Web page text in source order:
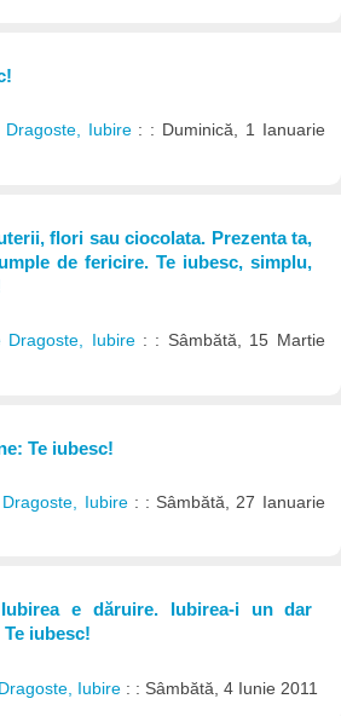
Iubire : : Duminică, 1 Ianuarie
flori sau ciocolata. Prezenta ta,
de fericire. Te iubesc, simplu,
Dragoste, Iubire : : Sâmbătă, 15 Martie
Te iubesc!
Iubire : : Sâmbătă, 27 Ianuarie
e dăruire. Iubirea-i un dar
iubesc!
Iubire : : Sâmbătă, 4 Iunie 2011